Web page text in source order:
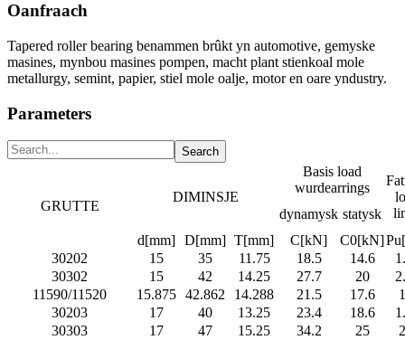
Oanfraach
Tapered roller bearing benammen brûkt yn automotive, gemyske
masines, mynbou masines pompen, macht plant stienkoal mole
metallurgy, semint, papier, stiel mole oalje, motor en oare yndustry.
Parameters
GRUTTE
DIMINSJE
Basis load
wurdearrings
dynamysk statysk
d[mm] D[mm] T[mm] C[kN] C0[kN]
30202
15 35 11.75 18.5 14.6
30302
15 42 14.25 27.7 20
11590/11520
15.875 42.862 14.288 21.5 17.6
30203
17 40 13.25 23.4 18.6
30303
17 47 15.25 34.2 25